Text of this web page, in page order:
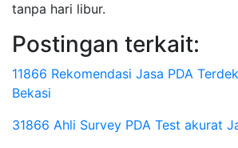
tanpa hari libur.
Postingan terkait:
11866 Rekomendasi Jasa PDA
Bekasi
31866 Ahli Survey PDA Test akurat